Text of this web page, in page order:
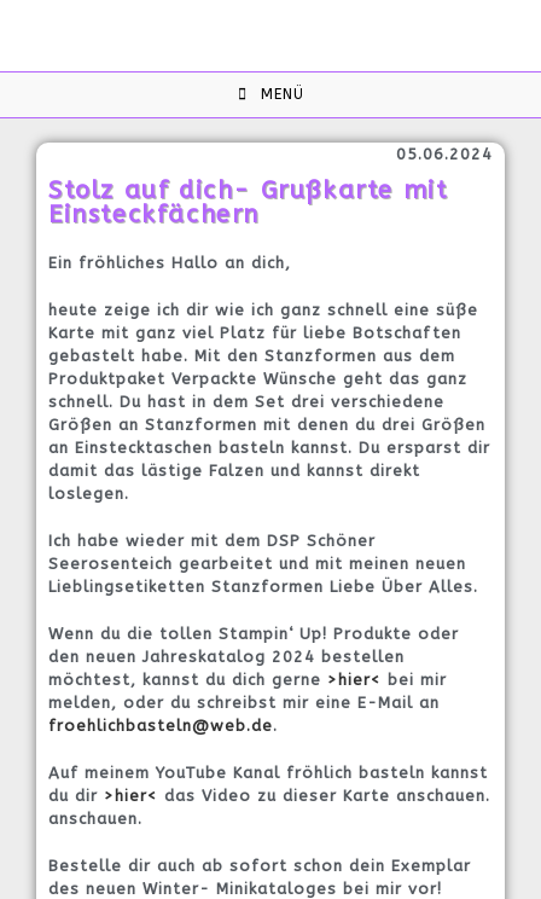
MENÜ
05.06.2024
Stolz auf dich- Grußkarte mit
Einsteckfächern
Ein fröhliches Hallo an dich,
heute zeige ich dir wie ich ganz schnell eine süße
Karte mit ganz viel Platz für liebe Botschaften
gebastelt habe. Mit den Stanzformen aus dem
Produktpaket Verpackte Wünsche geht das ganz
schnell. Du hast in dem Set drei verschiedene
Größen an Stanzformen mit denen du drei Größen
an Einstecktaschen basteln kannst. Du ersparst dir
damit das lästige Falzen und kannst direkt
loslegen.
Ich habe wieder mit dem DSP Schöner
Seerosenteich gearbeitet und mit meinen neuen
Lieblingsetiketten Stanzformen Liebe Über Alles.
Wenn du die tollen Stampin‘ Up! Produkte oder
den neuen Jahreskatalog 2024 bestellen
möchtest, kannst du dich gerne >hier< bei mir
melden, oder du schreibst mir eine E-Mail an
froehlichbasteln@web.de.
Auf meinem YouTube Kanal fröhlich basteln kannst
du dir >hier< das Video zu dieser Karte anschauen.
anschauen.
Bestelle dir auch ab sofort schon dein Exemplar
des neuen Winter- Minikataloges bei mir vor!